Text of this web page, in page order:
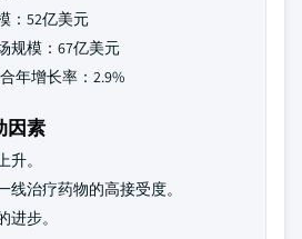
：52亿美元
规模：67亿美元
年增长率：2.9%
因素
。
线治疗药物的高接受度。
进步。